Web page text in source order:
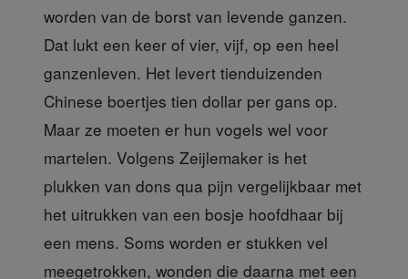
worden van de borst van levende ganzen.
Dat lukt een keer of vier, vijf, op een heel
ganzenleven. Het levert tienduizenden
Chinese boertjes tien dollar per gans op.
Maar ze moeten er hun vogels wel voor
martelen. Volgens Zeijlemaker is het
plukken van dons qua pijn vergelijkbaar met
het uitrukken van een bosje hoofdhaar bij
een mens. Soms worden er stukken vel
meegetrokken, wonden die daarna met een